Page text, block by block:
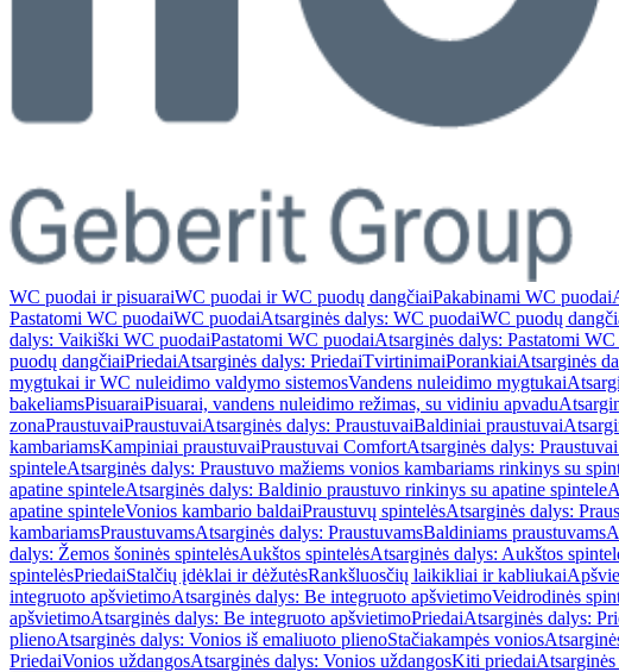
WC puodai ir pisuaraiWC puodai ir WC puodų dangčiaiPakabinami WC puodai
Pastatomi WC puodaiWC puodaiAtsarginės dalys: WC puodaiWC puodų
dalys: Vaikiški WC puodaiPastatomi WC puodaiAtsarginės dalys: Pastatomi
puodų dangčiaiPriedaiAtsarginės dalys: PriedaiTvirtinimaiPorankiaiAtsarginės
mygtukai ir WC nuleidimo valdymo sistemosVandens nuleidimo mygtukai
bakeliamsPisuaraiPisuarai, vandens nuleidimo režimas, su vidiniu apvadu
zonaPraustuvaiPraustuvaiAtsarginės dalys: PraustuvaiBaldiniai praustuvai
kambariamsKampiniai praustuvaiPraustuvai ComfortAtsarginės dalys:
spinteleAtsarginės dalys: Praustuvo mažiems vonios kambariams rinkinys su
apatine spinteleAtsarginės dalys: Baldinio praustuvo rinkinys su apatine spintele
apatine spinteleVonios kambario baldaiPraustuvų spintelėsAtsarginės dalys:
kambariamsPraustuvamsAtsarginės dalys: PraustuvamsBaldiniams praustuvams
dalys: Žemos šoninės spintelėsAukštos spintelėsAtsarginės dalys: Aukštos
spintelėsPriedaiStalčių įdėklai ir dėžutėsRankšluosčių laikikliai ir kabliukai
integruoto apšvietimoAtsarginės dalys: Be integruoto apšvietimoVeidrodinės
apšvietimoAtsarginės dalys: Be integruoto apšvietimoPriedaiAtsarginės dalys:
plienoAtsarginės dalys: Vonios iš emaliuoto plienoStačiakampės vonios
PriedaiVonios uždangosAtsarginės dalys: Vonios uždangosKiti priedai